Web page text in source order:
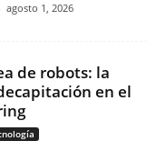
agosto 1, 2026
de robots: la
en el